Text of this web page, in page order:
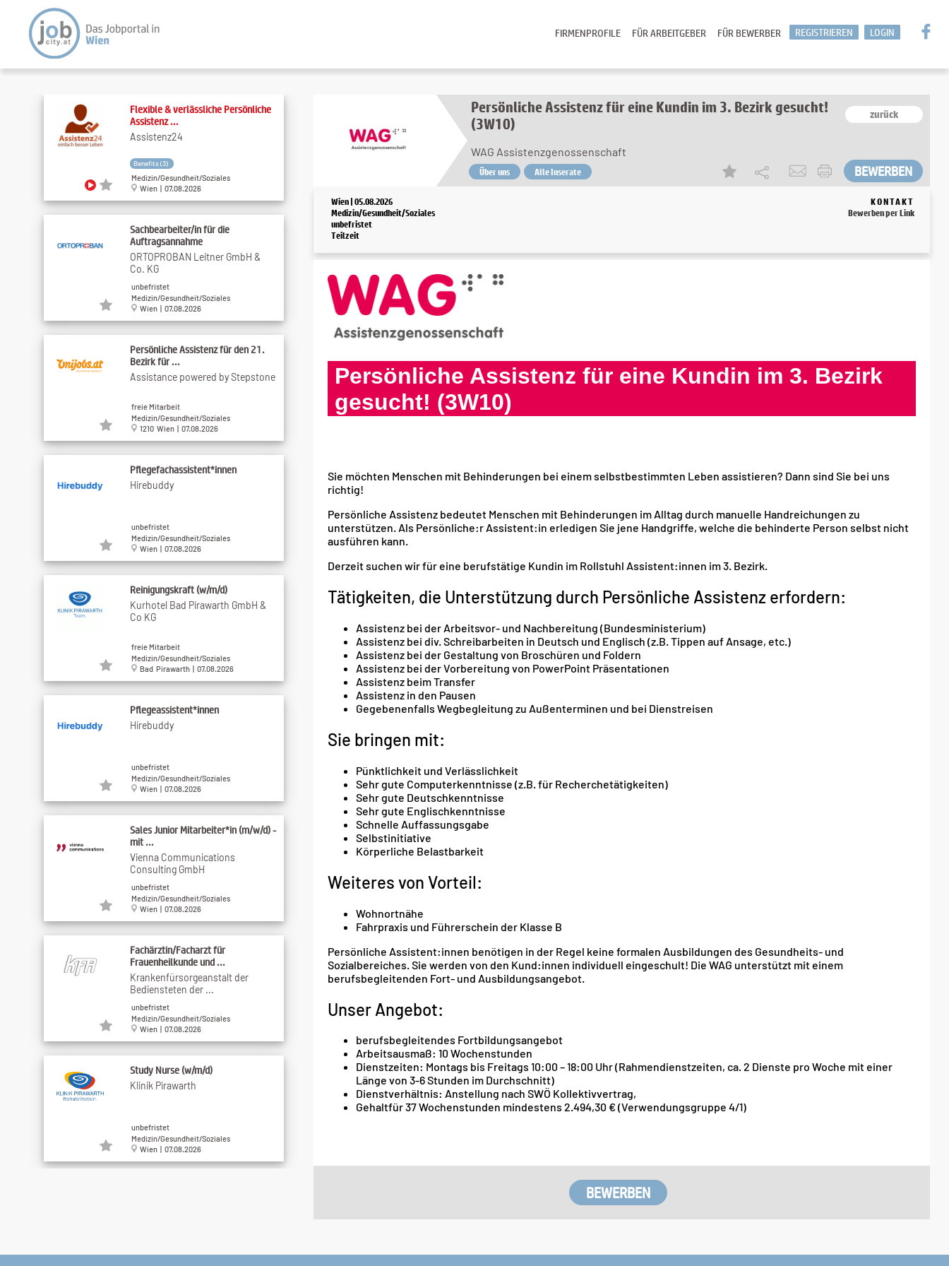
LOGIN
REGISTRIEREN
FÜR BEWERBER
FÜR ARBEITGEBER
FIRMENPROFILE
Persönliche Assistenz für eine Kundin im 3. Bezirk gesucht!
(3W10)
zurück
WAG Assistenzgenossenschaft
Über uns Alle Inserate
Wien | 05.08.2026
Medizin/Gesundheit/Soziales
unbefristet
Teilzeit
KONTAKT
Bewerben per Link
Persönliche Assistenz für eine Kundin im 3. Bezirk
gesucht! (3W10)
Sie möchten Menschen mit Behinderungen bei einem selbstbestimmten Leben assistieren? Dann sind Sie bei uns
richtig!
Persönliche Assistenz bedeutet Menschen mit Behinderungen im Alltag durch manuelle Handreichungen zu
unterstützen. Als Persönliche:r Assistent:in erledigen Sie jene Handgriffe, welche die behinderte Person selbst nicht
ausführen kann.
Derzeit suchen wir für eine berufstätige Kundin im Rollstuhl Assistent:innen im 3. Bezirk.
Tätigkeiten, die Unterstützung durch Persönliche Assistenz erfordern:
Assistenz bei der Arbeitsvor- und Nachbereitung (Bundesministerium)
Assistenz bei div. Schreibarbeiten in Deutsch und Englisch (z.B. Tippen auf Ansage, etc.)
Assistenz bei der Gestaltung von Broschüren und Foldern
Assistenz bei der Vorbereitung von PowerPoint Präsentationen
Assistenz beim Transfer
Assistenz in den Pausen
Gegebenenfalls Wegbegleitung zu Außenterminen und bei Dienstreisen
Sie bringen mit:
Pünktlichkeit und Verlässlichkeit
Sehr gute Computerkenntnisse (z.B. für Recherchetätigkeiten)
Sehr gute Deutschkenntnisse
Sehr gute Englischkenntnisse
Schnelle Auffassungsgabe
Selbstinitiative
Körperliche Belastbarkeit
Weiteres von Vorteil:
Wohnortnähe
Fahrpraxis und Führerschein der Klasse B
Persönliche Assistent:innen benötigen in der Regel keine formalen Ausbildungen des Gesundheits- und
Sozialbereiches. Sie werden von den Kund:innen individuell eingeschult! Die WAG unterstützt mit einem
berufsbegleitenden Fort- und Ausbildungsangebot.
Unser Angebot:
berufsbegleitendes Fortbildungsangebot
Arbeitsausmaß: 10 Wochenstunden
Dienstzeiten: Montags bis Freitags 10:00 – 18:00 Uhr (Rahmendienstzeiten, ca. 2 Dienste pro Woche mit einer
Länge von 3-6 Stunden im Durchschnitt)
Dienstverhältnis: Anstellung nach SWÖ Kollektivvertrag,
Gehaltfür 37 Wochenstunden mindestens 2.494,30 € (Verwendungsgruppe 4/1)
Flexible & verlässliche Persönliche
Assistenz ...
Assistenz24
Benefits (3)
Medizin/Gesundheit/Soziales
Wien | 07.08.2026
Sachbearbeiter/in für die
Auftragsannahme
ORTOPROBAN Leitner GmbH &
Co. KG
unbefristet
Medizin/Gesundheit/Soziales
Wien | 07.08.2026
Persönliche Assistenz für den 21.
Bezirk für ...
Assistance powered by Stepstone
freie Mitarbeit
Medizin/Gesundheit/Soziales
1210 Wien | 07.08.2026
Pflegefachassistent*innen
Hirebuddy
unbefristet
Medizin/Gesundheit/Soziales
Wien | 07.08.2026
Reinigungskraft (w/m/d)
Kurhotel Bad Pirawarth GmbH &
Co KG
freie Mitarbeit
Medizin/Gesundheit/Soziales
Bad Pirawarth | 07.08.2026
Pflegeassistent*innen
Hirebuddy
unbefristet
Medizin/Gesundheit/Soziales
Wien | 07.08.2026
Sales Junior Mitarbeiter*in (m/w/d) -
mit ...
Vienna Communications
Consulting GmbH
unbefristet
Medizin/Gesundheit/Soziales
Wien | 07.08.2026
Fachärztin/Facharzt für
Frauenheilkunde und ...
Krankenfürsorgeanstalt der
Bediensteten der ...
unbefristet
Medizin/Gesundheit/Soziales
Wien | 07.08.2026
Study Nurse (w/m/d)
Klinik Pirawarth
unbefristet
Medizin/Gesundheit/Soziales
Wien | 07.08.2026